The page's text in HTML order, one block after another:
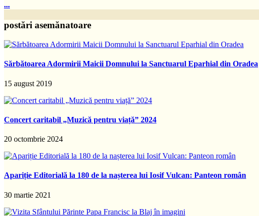
...
postări asemănatoare
Sărbătoarea Adormirii Maicii Domnului la Sanctuarul Eparhial din Oradea
15 august 2019
Concert caritabil „Muzică pentru viață” 2024
20 octombrie 2024
Apariție Editorială la 180 de la nașterea lui Iosif Vulcan: Panteon român
30 martie 2021